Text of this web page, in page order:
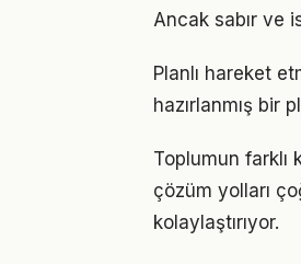
Ancak sabır ve
Planlı hareket
hazırlanmış bir
Toplumun farklı
çözüm yolları
kolaylaştırıyor.